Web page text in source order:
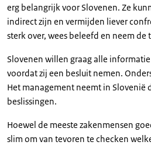
erg belangrijk voor Slovenen. Ze
indirect zijn en vermijden liever
sterk over, wees beleefd en neem de
Slovenen willen graag alle
voordat zij een besluit nemen.
Het management neemt in Slovenië
beslissingen.
Hoewel de meeste zakenmensen
slim om van tevoren te checken